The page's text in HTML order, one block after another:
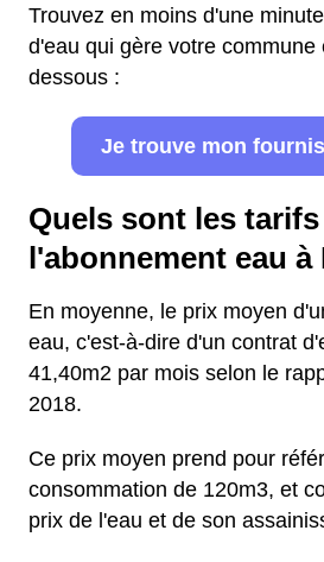
Trouvez en moins d'une
d'eau qui gère votre commune
dessous :
Je trouve mon
Quels sont les
l'abonnement eau
En moyenne, le prix moyen
eau, c'est-à-dire d'un contrat
41,40m2 par mois selon le
2018.
Ce prix moyen prend pour
consommation de 120m3, et
prix de l'eau et de son